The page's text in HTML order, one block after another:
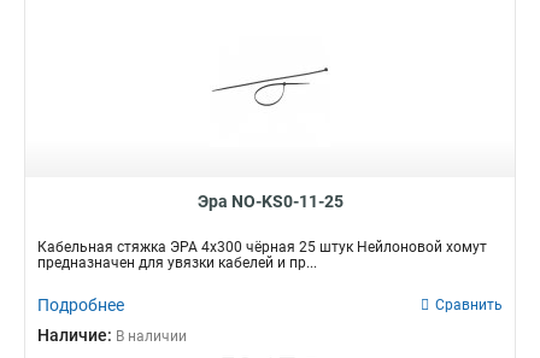
Эра NO-KS0-11-25
Кабельная стяжка ЭРА 4x300 чёрная 25 штук Нейлоновой хомут
предназначен для увязки кабелей и пр...
Подробнее Сравнить
Наличие: В наличии